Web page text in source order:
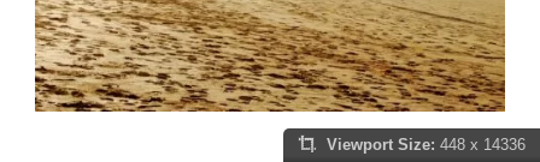
Viewport Size: 448 x 14336